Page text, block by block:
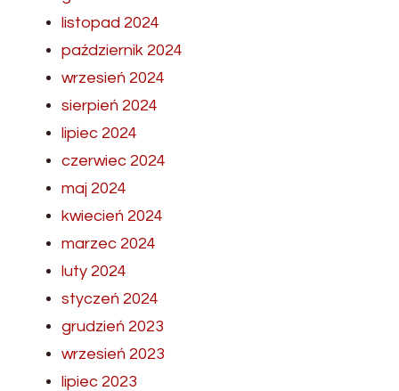
listopad 2024
październik 2024
wrzesień 2024
sierpień 2024
lipiec 2024
czerwiec 2024
maj 2024
kwiecień 2024
marzec 2024
luty 2024
styczeń 2024
grudzień 2023
wrzesień 2023
lipiec 2023